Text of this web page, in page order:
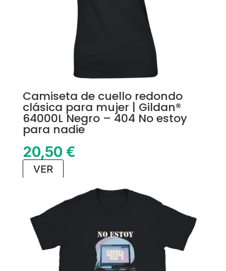
Camiseta de cuello redondo
clásica para mujer | Gildan®
64000L Negro – 404 No estoy
para nadie
20,50 €
VER